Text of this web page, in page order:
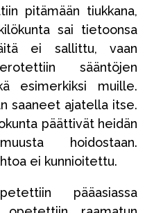
pitämään tiukkana,
sai tietoonsa
ei sallittu, vaan
sääntöjen
esimerkiksi muille.
saaneet ajatella itse.
päättivät heidän
hoidostaan.
ei kunnioitettu.
pääasiassa